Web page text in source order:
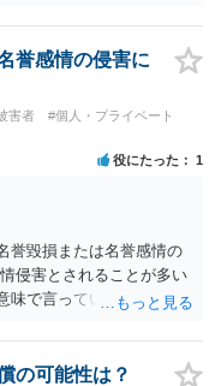
誉感情の侵害に
害者
#個人・プライベート
役にたった 1
誉毀損または名誉感情の
侵害とされることが多い
味で言っている点も加味
の可能性は？